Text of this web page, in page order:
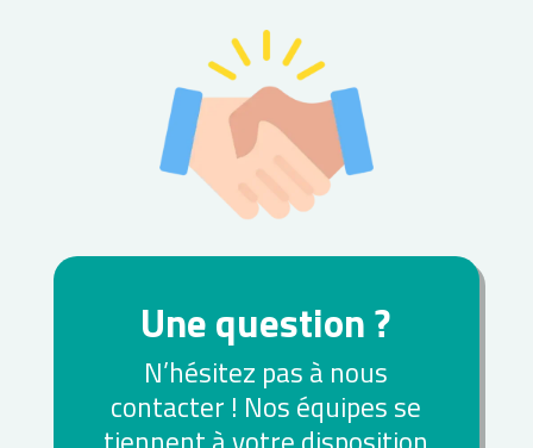
Une question ?
N’hésitez pas à nous
contacter ! Nos équipes se